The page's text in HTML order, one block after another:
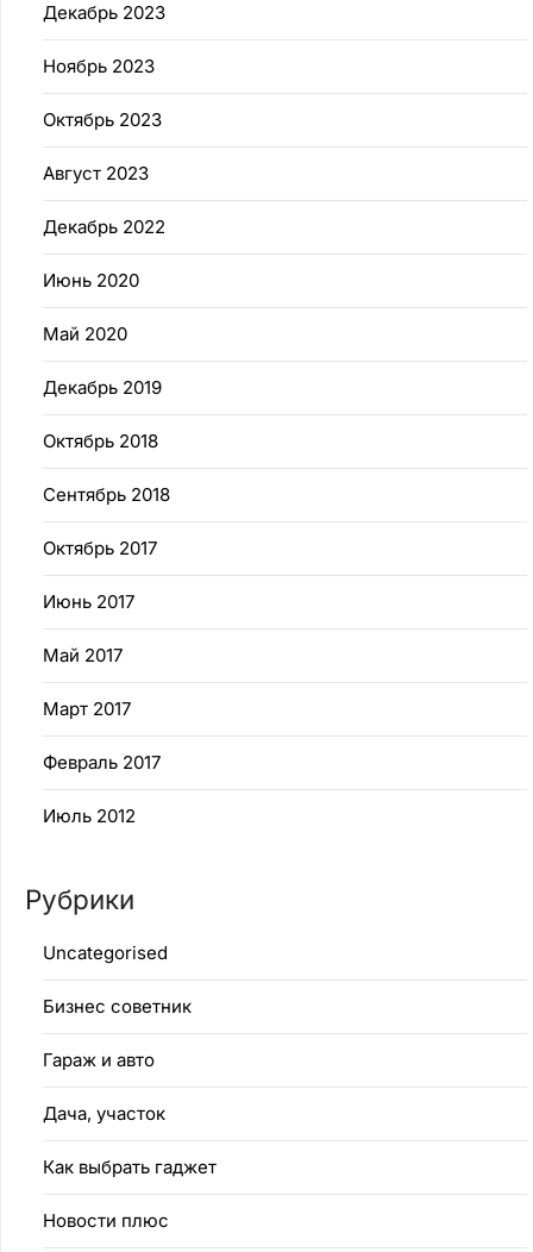
Декабрь 2023
Ноябрь 2023
Октябрь 2023
Август 2023
Декабрь 2022
Июнь 2020
Май 2020
Декабрь 2019
Октябрь 2018
Сентябрь 2018
Октябрь 2017
Июнь 2017
Май 2017
Март 2017
Февраль 2017
Июль 2012
Рубрики
Uncategorised
Бизнес советник
Гараж и авто
Дача, участок
Как выбрать гаджет
Новости плюс